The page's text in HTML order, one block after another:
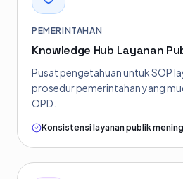
PEMERINTAHAN
Knowledge Hub Layanan
Pusat pengetahuan untuk SOP
prosedur pemerintahan yang
OPD.
Konsistensi layanan publik